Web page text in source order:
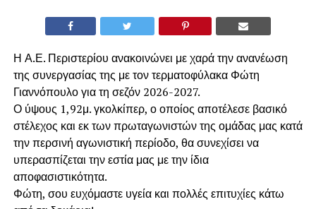
Η Α.Ε. Περιστερίου ανακοινώνει με χαρά την ανανέωση
της συνεργασίας της με τον τερματοφύλακα Φώτη
Γιαννόπουλο για τη σεζόν 2026-2027.
​Ο ύψους 1,92μ. γκολκίπερ, ο οποίος αποτέλεσε βασικό
στέλεχος και εκ των πρωταγωνιστών της ομάδας μας κατά
την περσινή αγωνιστική περίοδο, θα συνεχίσει να
υπερασπίζεται την εστία μας με την ίδια
αποφασιστικότητα.
​Φώτη, σου ευχόμαστε υγεία και πολλές επιτυχίες κάτω